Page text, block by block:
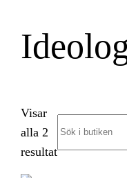
Visar
alla 2
resultatSortera